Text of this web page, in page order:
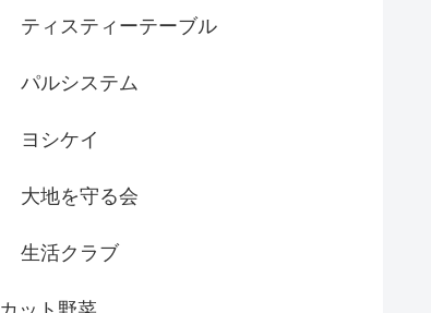
ティスティーテーブル
パルシステム
ヨシケイ
大地を守る会
生活クラブ